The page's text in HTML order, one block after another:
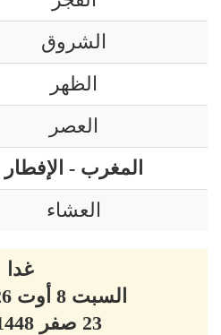
الشروق
الظهر
العصر
المغرب - الإفطار
العشاء
غدا
السبت 8 أوت 2026 ميلادي
23 صفر 1448 هجري